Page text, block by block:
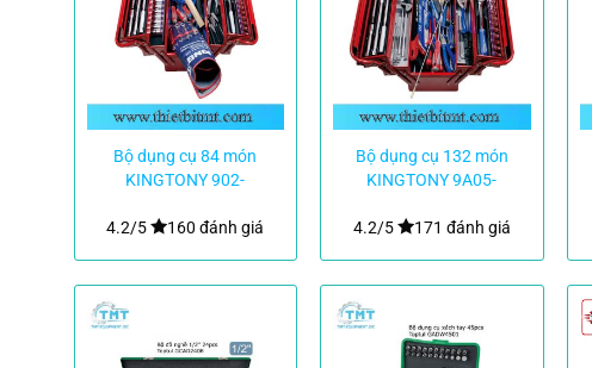
Bộ dụng cụ 84 món
KINGTONY 902-
4.2/5
160 đánh giá
Bộ dụng cụ 132 món
KINGTONY 9A05-
4.2/5
171 đánh giá